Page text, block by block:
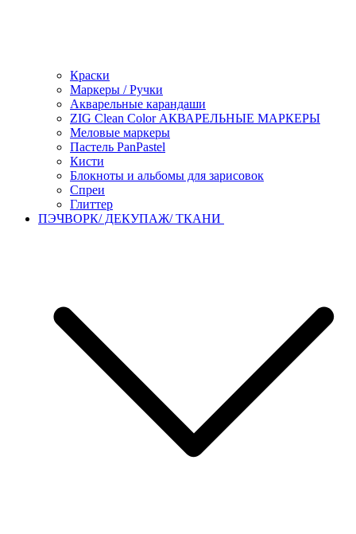
Краски
Маркеры / Ручки
Акварельные карандаши
ZIG Clean Color АКВАРЕЛЬНЫЕ МАРКЕРЫ
Меловые маркеры
Пастель PanPastel
Кисти
Блокноты и альбомы для зарисовок
Спреи
Глиттер
ПЭЧВОРК/ ДЕКУПАЖ/ ТКАНИ